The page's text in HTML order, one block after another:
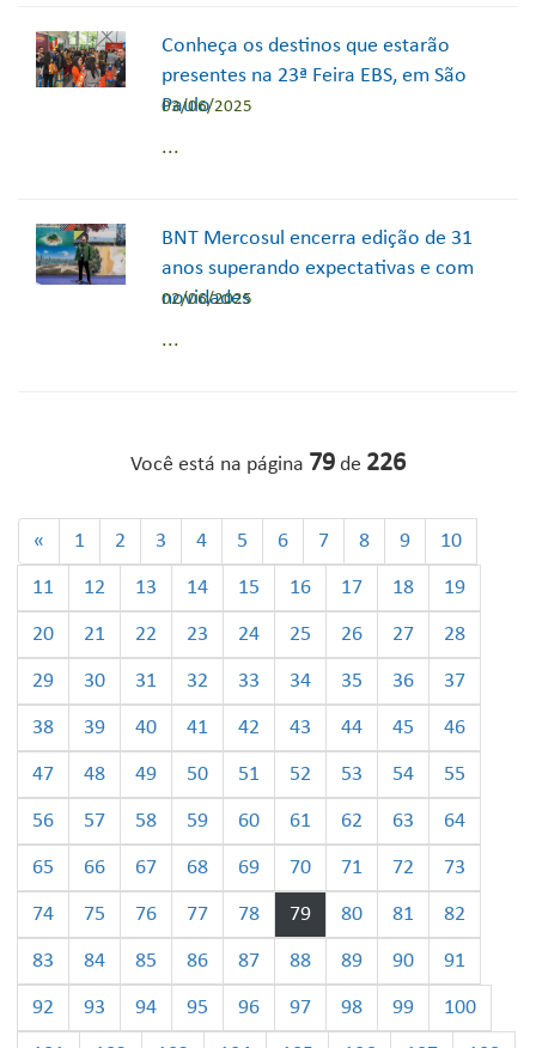
Conheça os destinos que estarão
presentes na 23ª Feira EBS, em São
Paulo
03/06/2025
...
BNT Mercosul encerra edição de 31
anos superando expectativas e com
novidades
02/06/2025
...
Você está na página 79 de 226
« 1 2 3 4 5 6 7 8 9 10
11 12 13 14 15 16 17 18 19
20 21 22 23 24 25 26 27 28
29 30 31 32 33 34 35 36 37
38 39 40 41 42 43 44 45 46
47 48 49 50 51 52 53 54 55
56 57 58 59 60 61 62 63 64
65 66 67 68 69 70 71 72 73
74 75 76 77 78 79 80 81 82
83 84 85 86 87 88 89 90 91
92 93 94 95 96 97 98 99 100